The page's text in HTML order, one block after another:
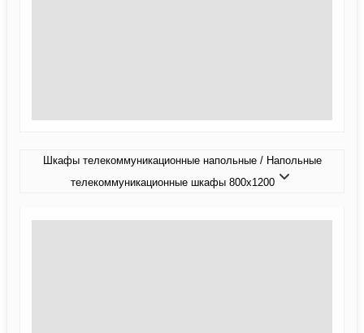
Шкафы телекоммуникационные напольные / Напольные
телекоммуникационные шкафы 800x1200